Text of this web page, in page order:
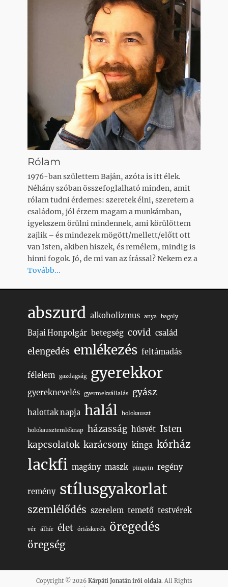
Rólam
1976-ban születtem Baján, azóta is itt élek.
Néhány szóban összefoglalható minden, amit
rólam tudni érdemes: szeretek élni, szeretem a
családom, jól érzem magam a munkámban,
igyekszem örülni mindennek, ami körülöttem
zajlik – és mindezek mögött/mellett/előtt ott
van Isten, akiben hiszek, és remélem, mindig is
hinni fogok. Jó, de mi van az írással? Nekem ez a
Tovább...
abszurd alkoholizmus anya bagoly
Bajai Honpolgár betegség covid család
elengedés emlékezés feltámadás
félelem gazdagság gyerekkor
gyereknevelés gyermekvállalás gyász
halottak napja halál holokauszt
holokausztemléknap házasság húsvét Isten
kapcsolatok karácsony kinga kórház
lackfi magány maszk pingvin regény
remény stílusgyakorlat
szemlélődés szerelem temető testvérek
vér álhír élet óriáskerék öregedés
öregség
Copyright © 2026 Kárpáti Jonatán írói oldala. All Rights